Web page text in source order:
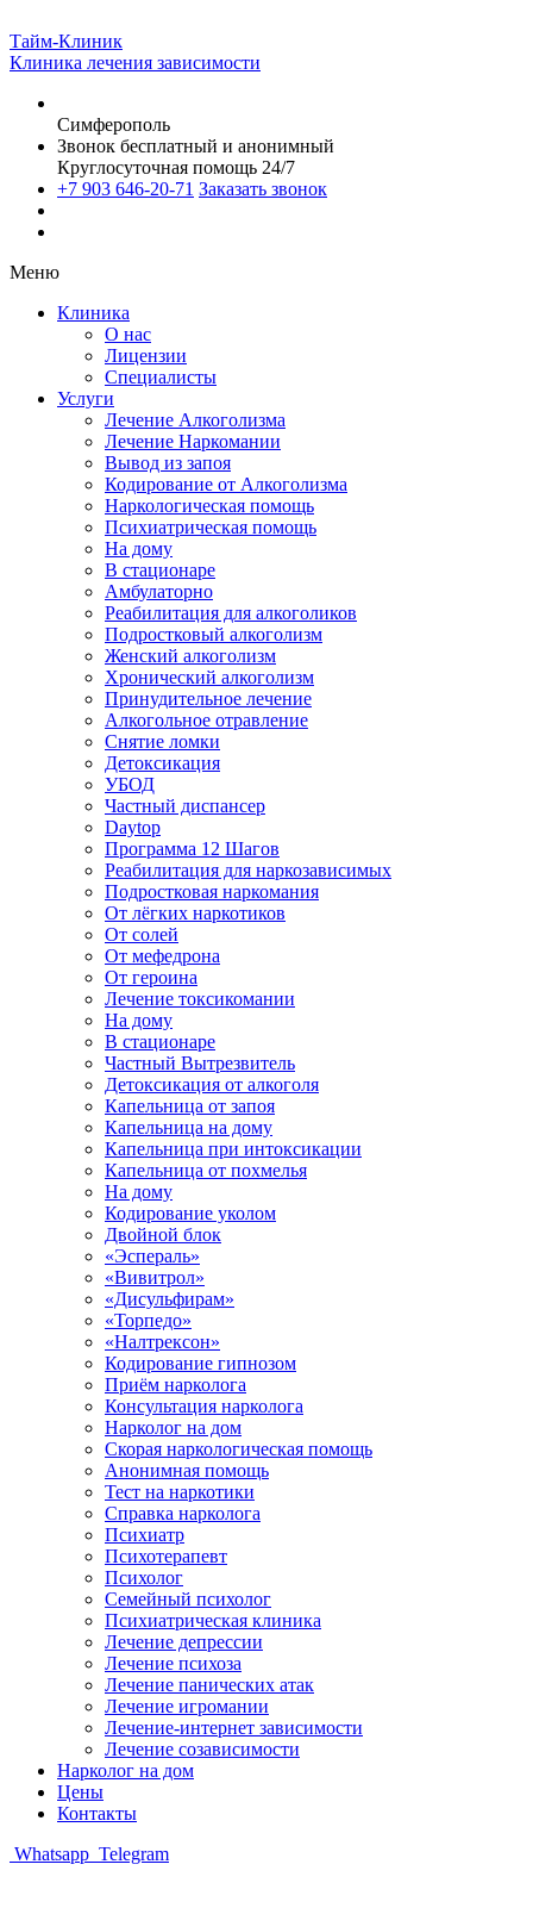
Тайм-Клиник
Клиника лечения зависимости
Симферополь
Звонок бесплатный и анонимный
Круглосуточная помощь 24/7
+7 903 646-20-71 Заказать звонок
Меню
Клиника
О нас
Лицензии
Специалисты
Услуги
Лечение Алкоголизма
Лечение Наркомании
Вывод из запоя
Кодирование от Алкоголизма
Наркологическая помощь
Психиатрическая помощь
На дому
В стационаре
Амбулаторно
Реабилитация для алкоголиков
Подростковый алкоголизм
Женский алкоголизм
Хронический алкоголизм
Принудительное лечение
Алкогольное отравление
Снятие ломки
Детоксикация
УБОД
Частный диспансер
Daytop
Программа 12 Шагов
Реабилитация для наркозависимых
Подростковая наркомания
От лёгких наркотиков
От солей
От мефедрона
От героина
Лечение токсикомании
На дому
В стационаре
Частный Вытрезвитель
Детоксикация от алкоголя
Капельница от запоя
Капельница на дому
Капельница при интоксикации
Капельница от похмелья
На дому
Кодирование уколом
Двойной блок
«Эспераль»
«Вивитрол»
«Дисульфирам»
«Торпедо»
«Налтрексон»
Кодирование гипнозом
Приём нарколога
Консультация нарколога
Нарколог на дом
Скорая наркологическая помощь
Анонимная помощь
Тест на наркотики
Справка нарколога
Психиатр
Психотерапевт
Психолог
Семейный психолог
Психиатрическая клиника
Лечение депрессии
Лечение психоза
Лечение панических атак
Лечение игромании
Лечение-интернет зависимости
Лечение созависимости
Нарколог на дом
Цены
Контакты
Whatsapp Telegram